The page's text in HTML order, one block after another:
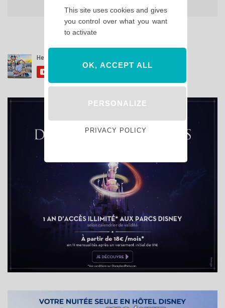
This site uses cookies and gives
you control over what you want
to activate
OK, ACCEPT ALL
PERSONALIZE
PRIVACY POLICY